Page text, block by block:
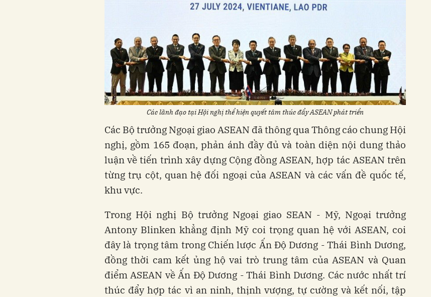
Các lãnh đạo tại Hội nghị thể hiện quyết tâm thúc đẩy ASEAN phát triển
Các Bộ trưởng Ngoại giao ASEAN đã thông qua Thông cáo chung Hội
nghị, gồm 165 đoạn, phản ánh đầy đủ và toàn diện nội dung thảo
luận về tiến trình xây dựng Cộng đồng ASEAN, hợp tác ASEAN trên
từng trụ cột, quan hệ đối ngoại của ASEAN và các vấn đề quốc tế,
khu vực.
Trong Hội nghị Bộ trưởng Ngoại giao SEAN - Mỹ, Ngoại trưởng
Antony Blinken khẳng định Mỹ coi trọng quan hệ với ASEAN, coi
đây là trọng tâm trong Chiến lược Ấn Độ Dương - Thái Bình Dương,
đồng thời cam kết ủng hộ vai trò trung tâm của ASEAN và Quan
điểm ASEAN về Ấn Độ Dương - Thái Bình Dương. Các nước nhất trí
thúc đẩy hợp tác vì an ninh, thịnh vượng, tự cường và kết nối, tập